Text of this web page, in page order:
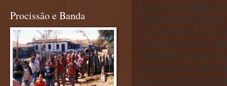
onde terá tempo
registro do
O sucesso da
movimentando
presentes aos
atenção e
especial para
Procissão e Banda